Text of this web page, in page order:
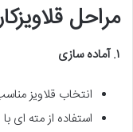
مراحل
۱.آماده سازی
انتخاب قلاویز
استفاده از مته ای